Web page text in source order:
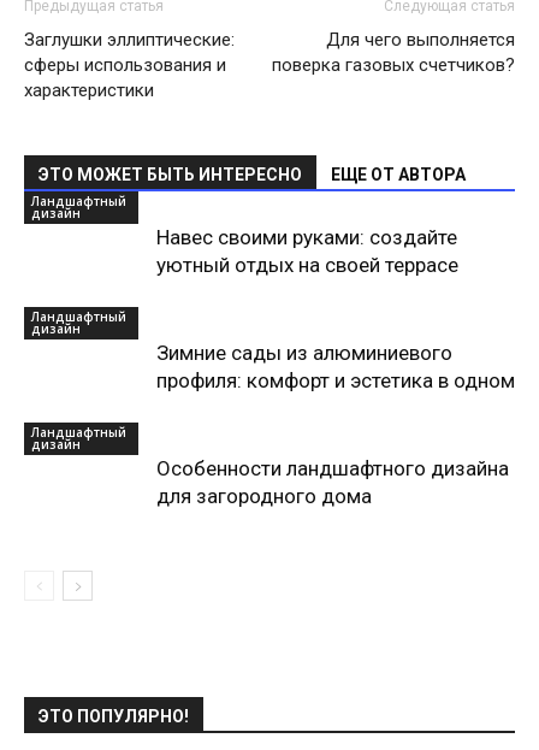
Предыдущая статья
Заглушки эллиптические:
сферы использования и
характеристики
Следующая статья
Для чего выполняется
поверка газовых счетчиков?
ЭТО МОЖЕТ БЫТЬ ИНТЕРЕСНО ЕЩЕ ОТ АВТОРА
Ландшафтный
дизайн
Навес своими руками: создайте
уютный отдых на своей террасе
Ландшафтный
дизайн
Зимние сады из алюминиевого
профиля: комфорт и эстетика в одном
Ландшафтный
дизайн
Особенности ландшафтного дизайна
для загородного дома
ЭТО ПОПУЛЯРНО!